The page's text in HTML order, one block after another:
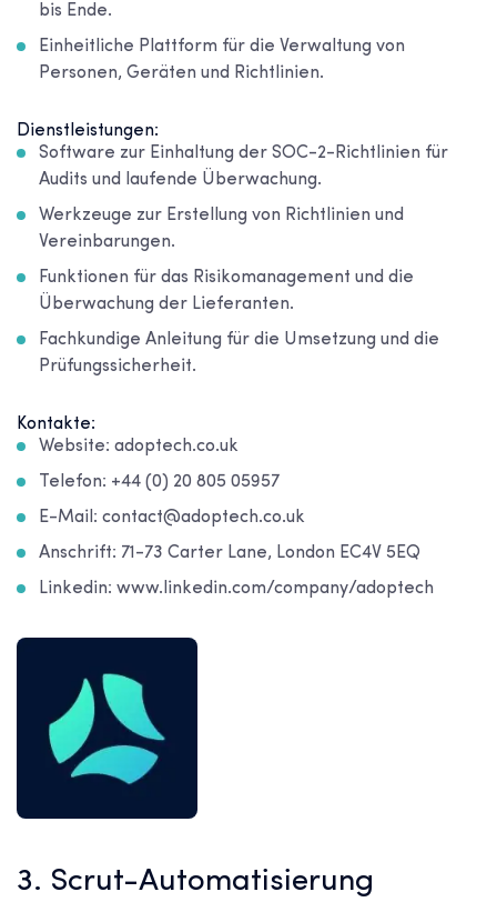
bis Ende.
Einheitliche Plattform für die Verwaltung von
Personen, Geräten und Richtlinien.
Dienstleistungen:
Software zur Einhaltung der SOC-2-Richtlinien für
Audits und laufende Überwachung.
Werkzeuge zur Erstellung von Richtlinien und
Vereinbarungen.
Funktionen für das Risikomanagement und die
Überwachung der Lieferanten.
Fachkundige Anleitung für die Umsetzung und die
Prüfungssicherheit.
Kontakte:
Website: adoptech.co.uk
Telefon: +44 (0) 20 805 05957
E-Mail: contact@adoptech.co.uk
Anschrift: 71-73 Carter Lane, London EC4V 5EQ
Linkedin: www.linkedin.com/company/adoptech
3. Scrut-Automatisierung